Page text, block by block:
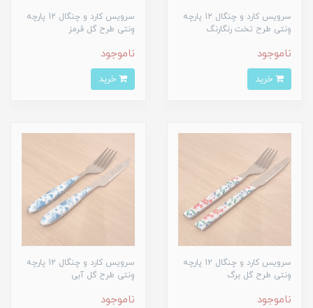
سرویس کارد و چنگال 12 پارچه
وِنتی طرح تخت رنگارنگ
ناموجود
سرویس کارد و چنگال 12 پارچه
وِنتی طرح گل قرمز
ناموجود
سرویس کارد و چنگال 12 پارچه
وِنتی طرح گل برگ
ناموجود
سرویس کارد و چنگال 12 پارچه
وِنتی طرح گل آبی
ناموجود